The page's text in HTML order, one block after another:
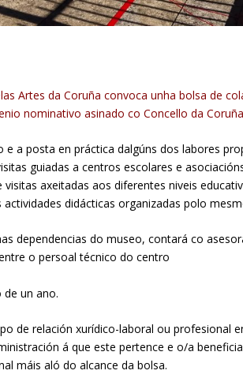
Artes da Coruña convoca unha bolsa de
nominativo asinado co Concello da
a posta en práctica dalgúns dos labores
guiadas a centros escolares e
axeitadas aos diferentes niveis
didácticas organizadas polo
dependencias do museo, contará co
o persoal técnico do centro
un ano.
de relación xurídico-laboral ou profesional
á que este pertence e o/a
máis aló do alcance da bolsa.